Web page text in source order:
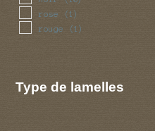
rose (1)
rouge (1)
Type de lamelles